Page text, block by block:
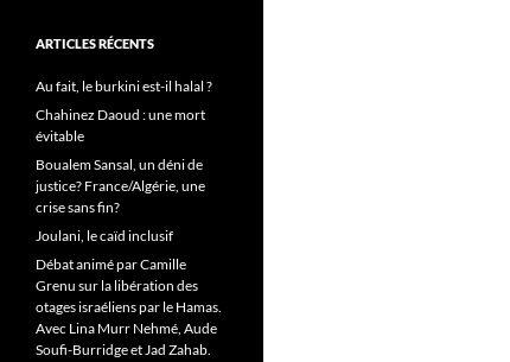
ARTICLES RÉCENTS
Au fait, le burkini est-il halal ?
Chahinez Daoud : une mort
évitable
Boualem Sansal, un déni de
justice? France/Algérie, une
crise sans fin?
Joulani, le caïd inclusif
Débat animé par Camille
Grenu sur la libération des
otages israéliens par le Hamas.
Avec Lina Murr Nehmé, Aude
Soufi-Burridge et Jad Zahab.